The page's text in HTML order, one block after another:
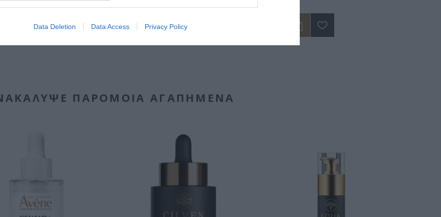
Data Deletion Data Access Privacy Policy
ΠΑΡΌΜΟΙΑ ΑΓΑΠΗΜΈΝΑ